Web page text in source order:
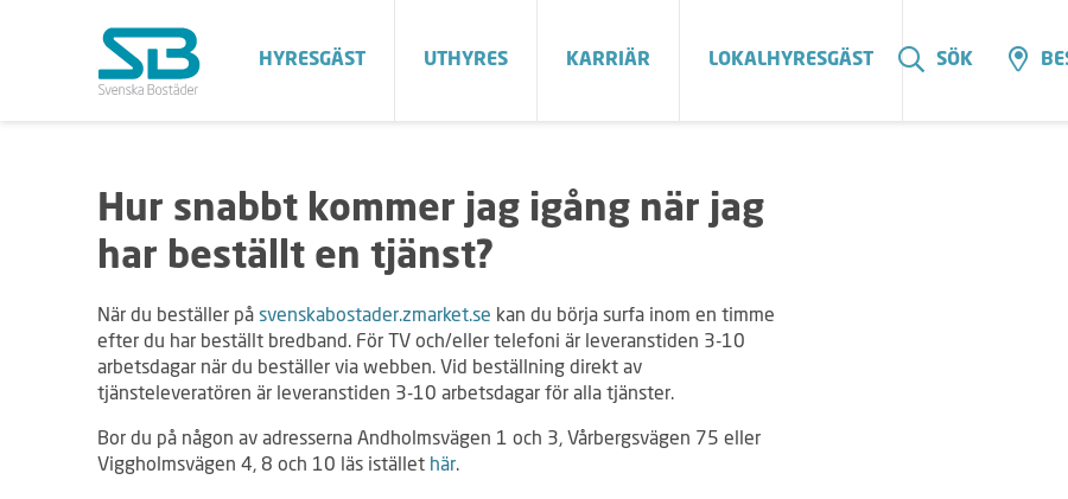
HYRESGÄST UTHYRES KARRIÄR LOKALHYRESGÄST SÖK
Hur snabbt kommer jag igång när jag
har beställt en tjänst?
När du beställer på svenskabostader.zmarket.se kan du börja surfa inom en timme
efter du har beställt bredband. För TV och/eller telefoni är leveranstiden 3-10
arbetsdagar när du beställer via webben. Vid beställning direkt av
tjänsteleveratören är leveranstiden 3-10 arbetsdagar för alla tjänster.
Bor du på någon av adresserna Andholmsvägen 1 och 3, Vårbergsvägen 75 eller
Viggholmsvägen 4, 8 och 10 läs istället här.